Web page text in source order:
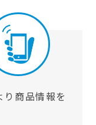
商品情報を